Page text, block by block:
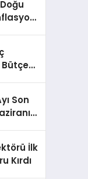
Bütçe
Son
İlk
Kırdı